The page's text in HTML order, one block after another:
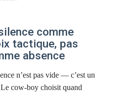
comme
tactique, pas
absence
n’est pas vide — c’est un
cow-boy choisit quand